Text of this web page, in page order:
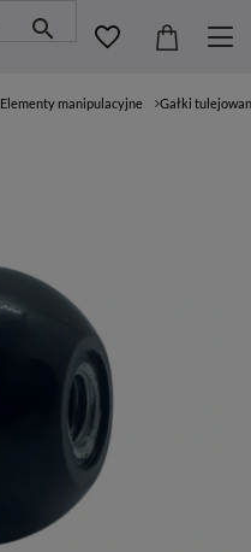
Elementy manipulacyjne Gałki